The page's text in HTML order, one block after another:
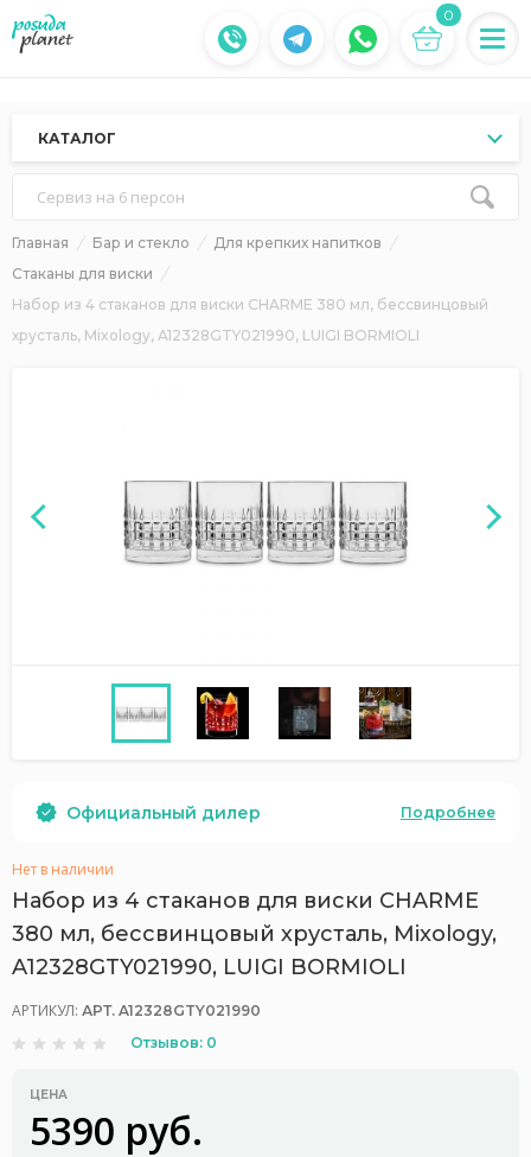
0
КАТАЛОГ
Сервиз на 6 персон
Главная Бар и стекло
Для крепких напитков
Стаканы для виски
Набор из 4 стаканов для виски CHARME 380 мл, бессвинцовый
хрусталь, Mixology, A12328GTY021990, LUIGI BORMIOLI
Официальный дилер Подробнее
Нет в наличии
Набор из 4 стаканов для виски CHARME
380 мл, бессвинцовый хрусталь, Mixology,
A12328GTY021990, LUIGI BORMIOLI
АРТИКУЛ: АРТ. A12328GTY021990
Отзывов: 0
ЦЕНА
5390 руб.